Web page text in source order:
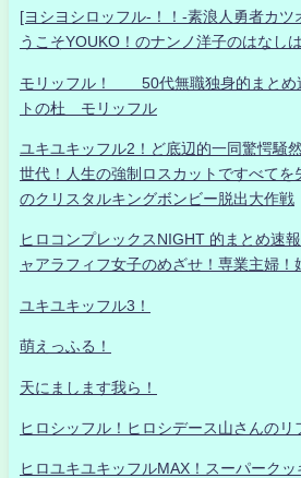
[ヨシヨシロッフル-！！-素浪人勇者カツ
うこそYOUKO！のナンノ洋子のはなし
モリッフル！ 50代無職独身的まとめ
トの杜 モリッフル
ユキユキッフル2！ど底辺的一同驚愕騒
世代！人生の強制ロスカットですべてを
のクリスタルキングボンビー脱出大作戦
ヒロコンプレックスNIGHT 的まとめ速
ャアラフィフ女子のめざせ！専業主婦！
ユキユキッフル3！
萌えっふる！
天にまします我ら！
ヒロシッフル！ヒロシデース山さんのリ
ヒロユキユキッフルMAX！スーパークッ